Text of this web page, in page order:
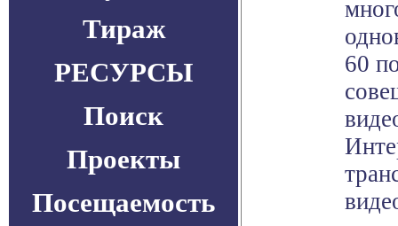
Тираж
РЕСУРСЫ
Поиск
Проекты
Посещаемость
60